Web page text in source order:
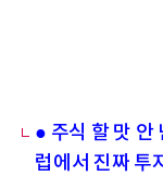
● 주식 할 맛 안
럽에서 진짜 투